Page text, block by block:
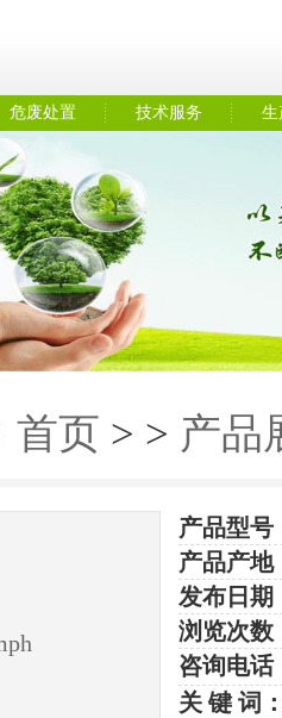
危废处置 技术服务 生
首页 > > 产品
产品型号
产品产地
发布日期
浏览次数
咨询电话
关 键 词